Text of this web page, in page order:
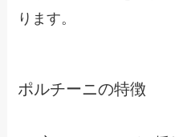
ります。
ポルチーニの特徴